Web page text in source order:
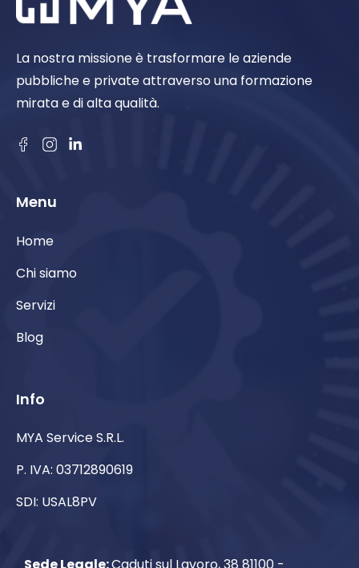
La nostra missione è trasformare le aziende
pubbliche e private attraverso una formazione
mirata e di alta qualità.
Menu
Home
Chi siamo
Servizi
Blog
Info
MYA Service S.R.L.
P. IVA: 03712890619
SDI: USAL8PV